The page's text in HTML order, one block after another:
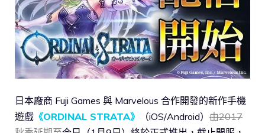
日本廠商 Fuji Games 與 Marvelous 合作開發的新作手機
遊戲 《ORDINAL STRATA》 （iOS/Android） 由2017